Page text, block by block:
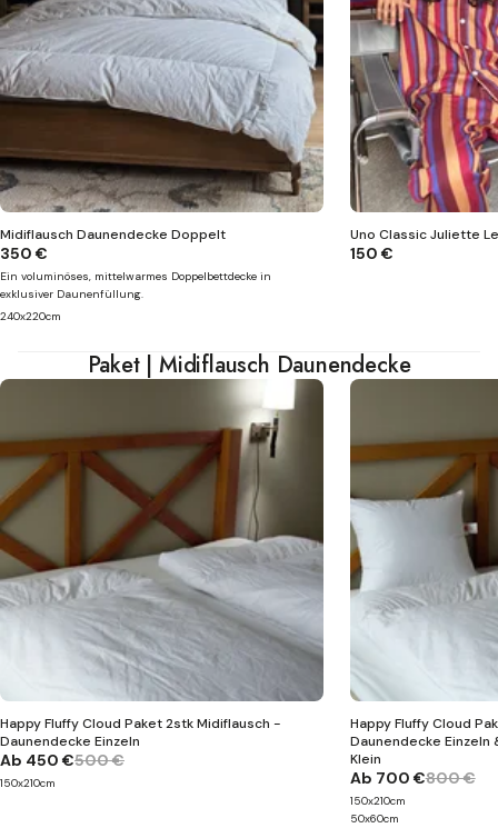
Midiflausch Daunendecke Doppelt
350 €
Ein voluminöses, mittelwarmes Doppelbettdecke in
exklusiver Daunenfüllung.
240x220cm
Uno Classic Juliette
150 €
Paket | Midiflausch Daunendecke
Happy Fluffy Cloud Paket 2stk Midiflausch -
Daunendecke Einzeln
Ab 450 €500 €
150x210cm
Happy Fluffy Cloud
Daunendecke Einzeln
Klein
Ab 700 €800 €
150x210cm
50x60cm